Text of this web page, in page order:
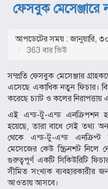
ফেসবুক মেসেঞ্জারে
আপডেটের সময় : জানুয়ারি,
363 বার ভিউ
সম্প্রতি ফেসবুক মেসেঞ্জার
এসেছে একাধিক নতুন ফিচার।
করেছে চ্যাট ও কলের
এই এন্ড-টু-এন্ড এনক্রিপশন
হয়েছে, তারা বাধে সেই তথ্য
থেকে এন্ড-টু-এন্ড এনক্রিপ্ট
মেসেজের কেউ স্ক্রিনশট নিলে
গুরুত্বপূর্ণ একটি সিকিউরিটি
সীমিত সংখ্যক ব্যবহারকারীর
আওতায় আসবে।